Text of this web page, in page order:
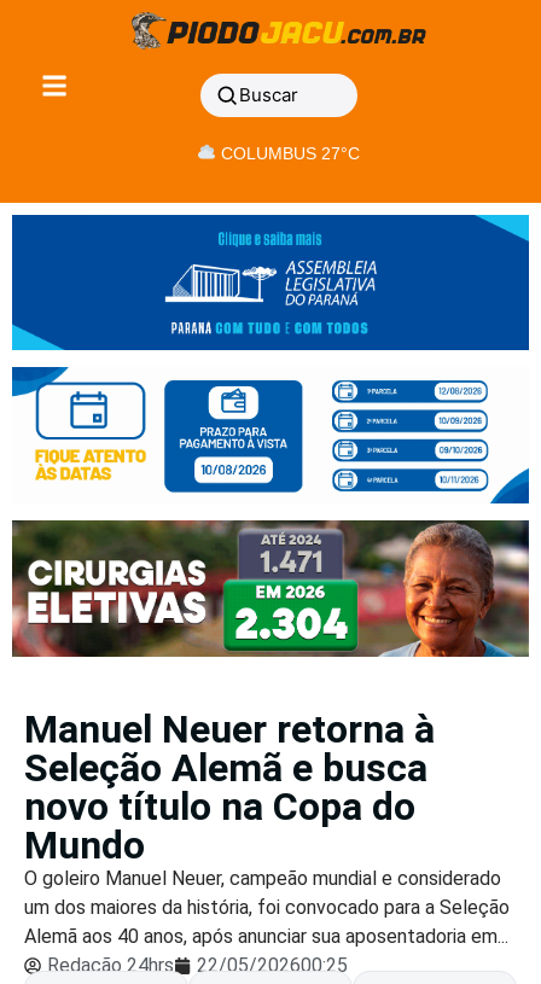
Buscar
COLUMBUS 27°C
Manuel Neuer retorna à
Seleção Alemã e busca
novo título na Copa do
Mundo
O goleiro Manuel Neuer, campeão mundial e considerado
um dos maiores da história, foi convocado para a Seleção
Alemã aos 40 anos, após anunciar sua aposentadoria em...
Redação 24hrs
22/05/202600:25